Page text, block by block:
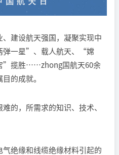
建设航天强国，凝聚实现中
弹一星”、载人航天、“嫦
”揽胜……zhong国航天60余
的成就。
的，所需求的知识、技术、
绝缘和线缆绝缘材料引起的